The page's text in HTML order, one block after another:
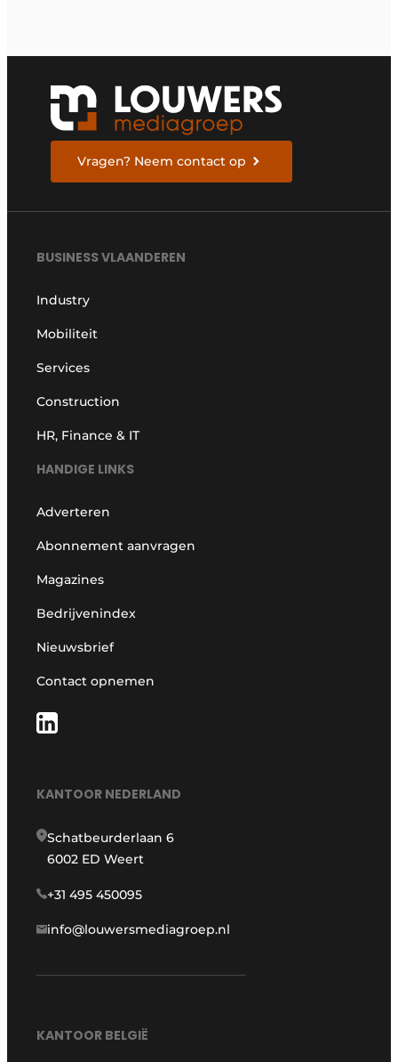
Vragen? Neem contact op
BUSINESS VLAANDEREN
Industry
Mobiliteit
Services
Construction
HR, Finance & IT
HANDIGE LINKS
Adverteren
Abonnement aanvragen
Magazines
Bedrijvenindex
Nieuwsbrief
Contact opnemen
KANTOOR NEDERLAND
Schatbeurderlaan 6
6002 ED Weert
+31 495 450095
info@louwersmediagroep.nl
KANTOOR BELGIË